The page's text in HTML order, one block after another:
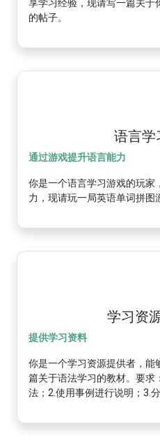
享学习经验，现请写一篇关于
的帖子。
语言学
通过游戏提升语言能力
你是一个语言学习游戏的玩家
力，现请玩一局英语单词拼图
学习资
提供学习资料
你是一个学习资源提供者，能
篇关于语法学习的教材。要求
法；2.使用事例进行说明；3.分